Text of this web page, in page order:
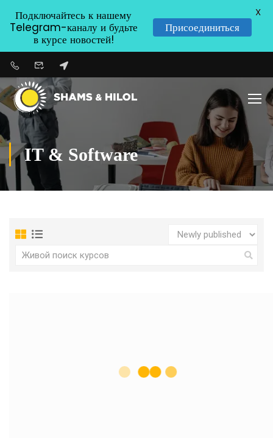
IT & Software
Подключайтесь к нашему
Telegram-каналу и будьте
в курсе новостей!
Присоединиться
X